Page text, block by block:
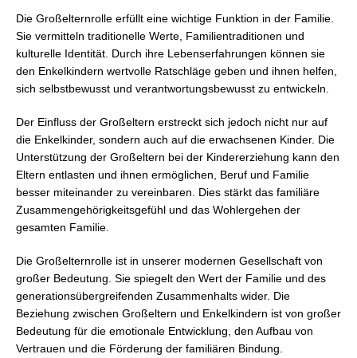
Die Großelternrolle erfüllt eine wichtige Funktion in der Familie.
Sie vermitteln traditionelle Werte, Familientraditionen und
kulturelle Identität. Durch ihre Lebenserfahrungen können sie
den Enkelkindern wertvolle Ratschläge geben und ihnen helfen,
sich selbstbewusst und verantwortungsbewusst zu entwickeln.
Der Einfluss der Großeltern erstreckt sich jedoch nicht nur auf
die Enkelkinder, sondern auch auf die erwachsenen Kinder. Die
Unterstützung der Großeltern bei der Kindererziehung kann den
Eltern entlasten und ihnen ermöglichen, Beruf und Familie
besser miteinander zu vereinbaren. Dies stärkt das familiäre
Zusammengehörigkeitsgefühl und das Wohlergehen der
gesamten Familie.
Die Großelternrolle ist in unserer modernen Gesellschaft von
großer Bedeutung. Sie spiegelt den Wert der Familie und des
generationsübergreifenden Zusammenhalts wider. Die
Beziehung zwischen Großeltern und Enkelkindern ist von großer
Bedeutung für die emotionale Entwicklung, den Aufbau von
Vertrauen und die Förderung der familiären Bindung.